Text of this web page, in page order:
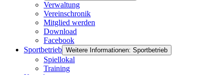
Verwaltung
Vereinschronik
Mitglied werden
Download
Facebook
Sportbetrieb Weitere Informationen: Sportbetrieb
Spiellokal
Training